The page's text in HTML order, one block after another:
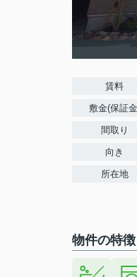
賃料
敷金(保証
間取り
向き
所在地
物件の特徴